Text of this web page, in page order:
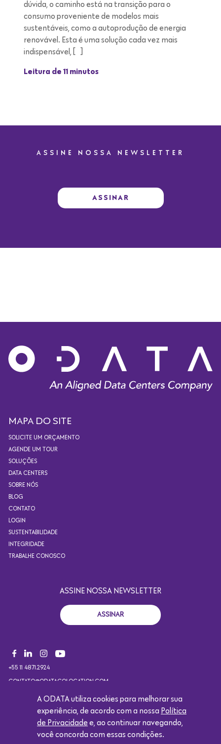
dúvida, o caminho está na transição para o
consumo proveniente de modelos mais
sustentáveis, como a autoprodução de energia
renovável. Esta é uma solução cada vez mais
indispensável, […]
Leitura de 11 minutos
ASSINE NOSSA NEWSLETTER
ASSINAR
MAPA DO SITE
SOLICITE UM ORÇAMENTO
AGENDE UM TOUR
SOLUÇÕES
DATA CENTERS
SOBRE NÓS
BLOG
CONTATO
LOGIN
SUSTENTABILIDADE
INTEGRIDADE
TRABALHE CONOSCO
ASSINE NOSSA NEWSLETTER
ASSINAR
+55 11 4871.2924
CONTATO@ODATACOLOCATION.COM
Copyright 2021. Todos os direitos reservados. Design por
A ODATA utiliza cookies para melhorar sua
experiência, de acordo com a nossa Política
de Privacidade e, ao continuar navegando,
você concorda com essas condições.